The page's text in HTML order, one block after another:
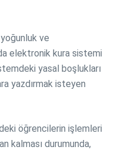
ve
elektronik kura sistemi
yasal boşlukları
yazdırmak isteyen
öğrencilerin işlemleri
kalması durumunda,